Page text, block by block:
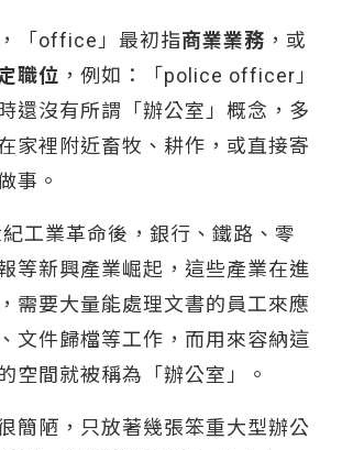
「office」最初指商業業務 ，或
職位 ，例如：「police officer」
還沒有所謂「辦公室」概念，多
家裡附近畜牧、耕作，或直接寄
事。
工業革命後，銀行、鐵路、零
等新興產業崛起，這些產業在進
需要大量能處理文書的員工來應
文件歸檔等工作，而用來容納這
空間就被稱為「辦公室」。
簡陋，只放著幾張笨重大型辦公